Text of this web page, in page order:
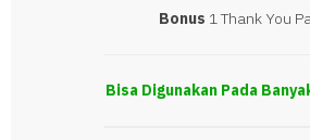
Bonus 1 Thank You
Bisa Digunakan Pada